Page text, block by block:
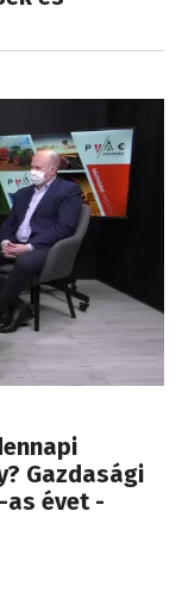
Gazdasági
évet -